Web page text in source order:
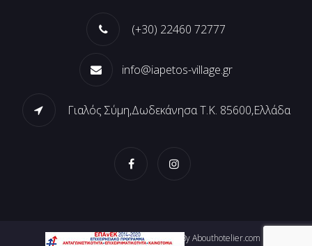
(+30) 22460 72777
info@iapetos-village.gr
Γιαλός Σύμη,Δωδεκάνησα Τ.Κ. 85600,Ελλάδα
Web Design & Web Development By Abouthotelier.com